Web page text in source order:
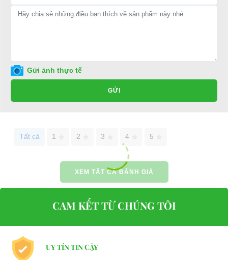
trong gia đình đi mua sắm
, đưa đón con cái hoặc đổi gió dạo
mát dã ngoại vào cuối tuần
.
Điểm đặc biệt bên dưới ghế ngồi là một cốp đựng đồ to, việc
gập ghế lên rất dễ dàng
+ Thân thiện với môi trường
+ Hiệu quả cao trong quá trình vận chuyển
+ Tiết kiệm năng lượng
- Rất hân hạnh được phục vụ quý khách hàng
⇒ Xem thêm:Bạn nên chọn mua Xe điện sân golf chất lượng giá
Gửi ảnh thực tế
GỬI
Tất cả 1 2 3 4 5
XEM TẤT CẢ ĐÁNH GIÁ
CAM KẾT TỪ CHÚNG TÔI
UY TÍN TIN CẬY